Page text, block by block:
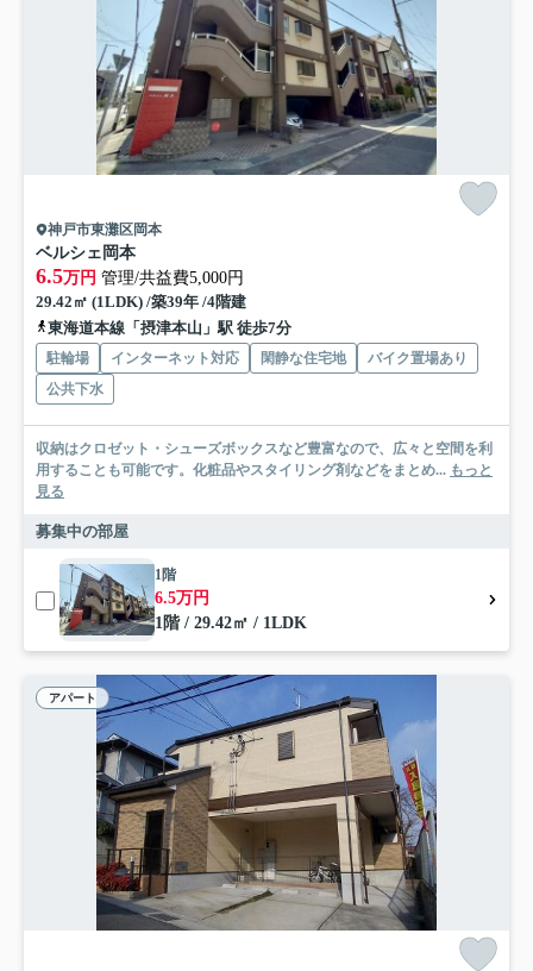
神戸市東灘区岡本
ベルシェ岡本
6.5万円 管理/共益費5,000円
29.42㎡ (1LDK) /築39年 /4階建
東海道本線「摂津本山」駅 徒歩7分
駐輪場 インターネット対応 閑静な住宅地
バイク置場あり
公共下水
収納はクロゼット・シューズボックスなど豊富なので、広々と空間を利
用することも可能です。化粧品やスタイリング剤などをまとめ... もっと
見る
募集中の部屋
1階
6.5万円
1階 / 29.42㎡ / 1LDK
アパート